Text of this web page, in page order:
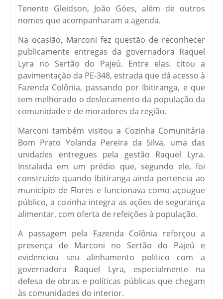
Tenente Gleidson, João Góes, além de outros
nomes que acompanharam a agenda.
Na ocasião, Marconi fez questão de reconhecer
publicamente entregas da governadora Raquel
Lyra no Sertão do Pajeú. Entre elas, citou a
pavimentação da PE-348, estrada que dá acesso à
Fazenda Colônia, passando por Ibitiranga, e que
tem melhorado o deslocamento da população da
comunidade e de moradores da região.
Marconi também visitou a Cozinha Comunitária
Bom Prato Yolanda Pereira da Silva, uma das
unidades entregues pela gestão Raquel Lyra.
Instalada em um prédio que, segundo ele, foi
construído quando Ibitiranga ainda pertencia ao
município de Flores e funcionava como açougue
público, a cozinha integra as ações de segurança
alimentar, com oferta de refeições à população.
A passagem pela Fazenda Colônia reforçou a
presença de Marconi no Sertão do Pajeú e
evidenciou seu alinhamento político com a
governadora Raquel Lyra, especialmente na
defesa de obras e políticas públicas que chegam
às comunidades do interior.